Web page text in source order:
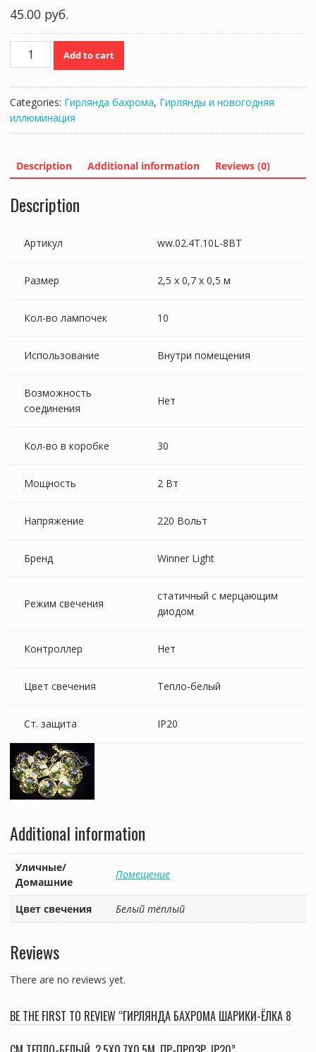
45.00 руб.
ГИРЛЯНДА
БАХРОМА
8
СМ
2,5Х0,7Х0,5М,
ПРОЗР,
Add to cart
Categories: Гирлянда бахрома, Гирлянды и новогодняя
иллюминация
Description Additional information Reviews (0)
Description
Артикул ww.02.4T.10L-8BT
Размер 2,5 х 0,7 х 0,5 м
Кол-во лампочек 10
Использование Внутри помещения
Возможность
соединения
Нет
Кол-во в коробке 30
Мощность 2 Вт
Напряжение 220 Вольт
Бренд Winner Light
Режим свечения
статичный с мерцающим
диодом
Контроллер Нет
Цвет свечения Тепло-белый
Ст. защита IP20
Additional information
Уличные/
Домашние
Помещение
Цвет свечения Белый тёплый
Reviews
There are no reviews yet.
BE THE FIRST TO REVIEW “ГИРЛЯНДА БАХРОМА ШАРИКИ-ЁЛКА 8